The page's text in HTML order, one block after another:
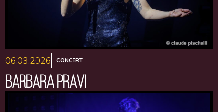
06.03.2026 CONCERT
BARBARA PRAVI